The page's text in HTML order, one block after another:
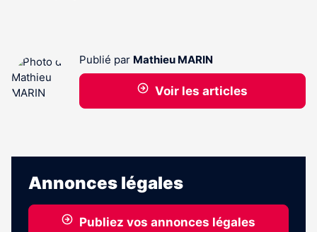
Publié par Mathieu MARIN
Voir les articles
Annonces légales
Publiez vos annonces légales